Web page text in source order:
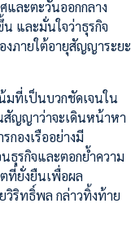
และตะวันออกกลาง
และมั่นใจว่าธุรกิจ
งภายใต้อายุสัญญาระยะ
มที่เป็นบวกชัดเจนใน
สัญญาว่าจะเดินหน้าหา
กองเรืออย่างมี
ธุรกิจและตอกย้ำความ
ที่ยั่งยืนเพื่อผล
ริทธิ์พล กล่าวทิ้งท้าย